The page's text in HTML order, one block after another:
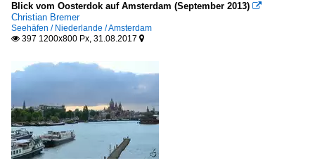
Fähren im Ausland und EU grenzüberschreitend
Niederlande
FGS - Fahrgastschiffe
M
P
R
1988
2003
2008
2009
Blick vom Oosterdok auf Amsterdam (September 2013) 
Christian Bremer
Seehäfen / Niederlande / Amsterdam
 397 1200x800 Px, 31.08.2017 